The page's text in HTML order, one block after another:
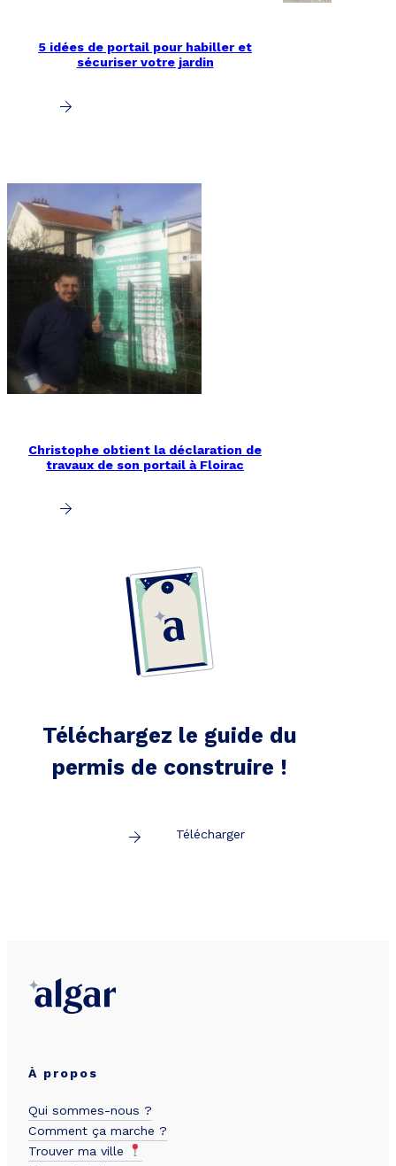
5 idées de portail pour habiller et
sécuriser votre jardin
Christophe obtient la déclaration de
travaux de son portail à Floirac
Téléchargez le guide du
permis de construire !
Télécharger
À propos
Qui sommes-nous ?
Comment ça marche ?
Trouver ma ville